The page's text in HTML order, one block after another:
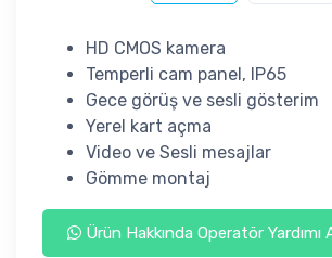
HD CMOS kamera
Temperli cam panel, IP65
Gece görüş ve sesli gösterim
Yerel kart açma
Video ve Sesli mesajlar
Gömme montaj
Ürün Hakkında Operatör Yardımı